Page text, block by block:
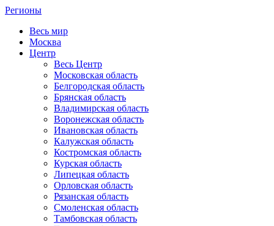
Регионы
Весь мир
Москва
Центр
Весь Центр
Московская область
Белгородская область
Брянская область
Владимирская область
Воронежская область
Ивановская область
Калужская область
Костромская область
Курская область
Липецкая область
Орловская область
Рязанская область
Смоленская область
Тамбовская область